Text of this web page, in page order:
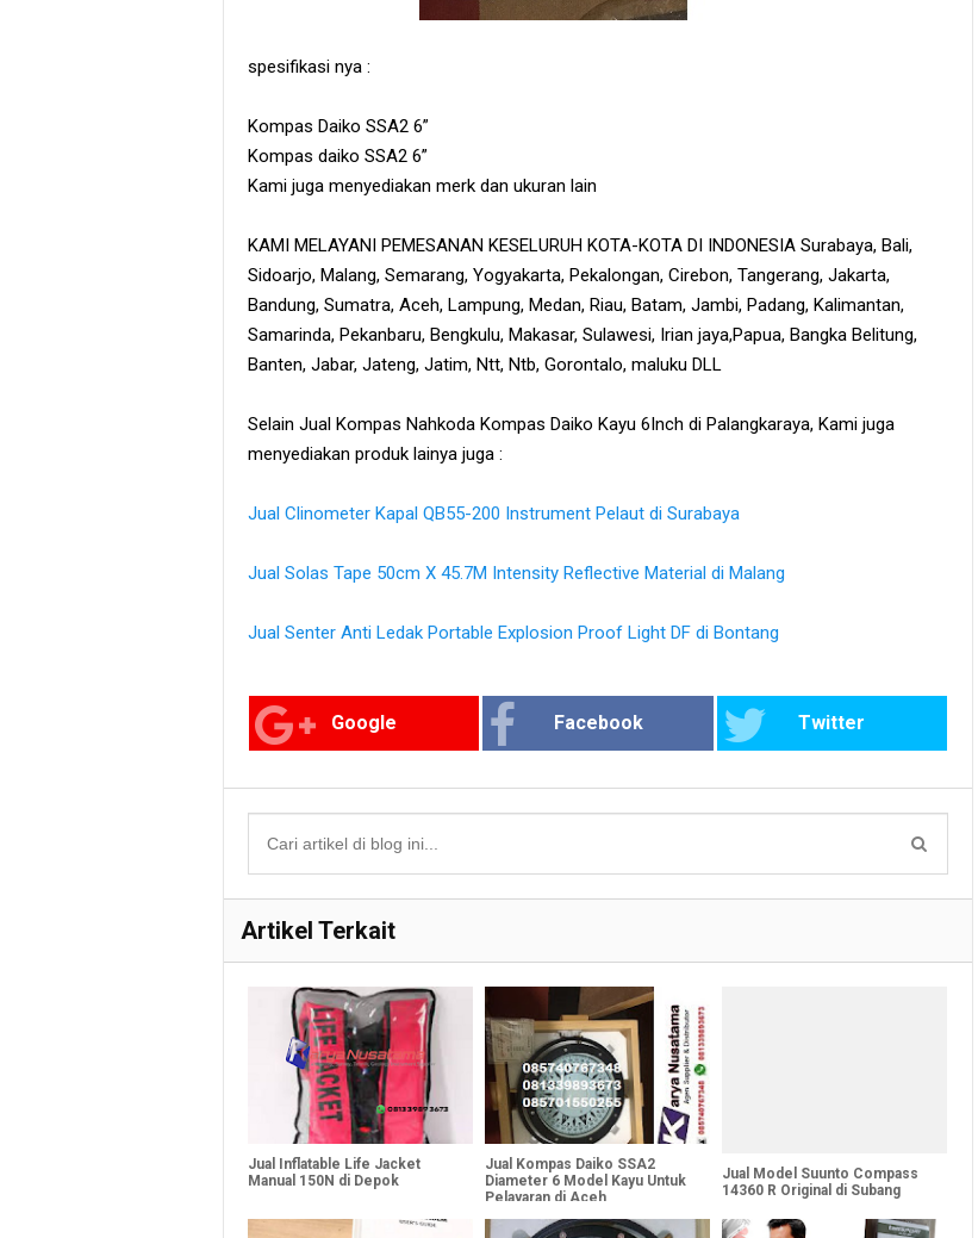
spesifikasi nya :
Kompas Daiko SSA2 6”
Kompas daiko SSA2 6”
Kami juga menyediakan merk dan ukuran lain
KAMI MELAYANI PEMESANAN KESELURUH KOTA-KOTA DI INDONESIA Surabaya, Bali,
Sidoarjo, Malang, Semarang, Yogyakarta, Pekalongan, Cirebon, Tangerang, Jakarta,
Bandung, Sumatra, Aceh, Lampung, Medan, Riau, Batam, Jambi, Padang, Kalimantan,
Samarinda, Pekanbaru, Bengkulu, Makasar, Sulawesi, Irian jaya,Papua, Bangka Belitung,
Banten, Jabar, Jateng, Jatim, Ntt, Ntb, Gorontalo, maluku DLL
Selain Jual Kompas Nahkoda Kompas Daiko Kayu 6Inch di Palangkaraya, Kami juga
menyediakan produk lainya juga :
Jual Clinometer Kapal QB55-200 Instrument Pelaut di Surabaya
Jual Solas Tape 50cm X 45.7M Intensity Reflective Material di Malang
Jual Senter Anti Ledak Portable Explosion Proof Light DF di Bontang
Google Facebook Twitter
Artikel Terkait
Jual Inflatable Life Jacket
Manual 150N di Depok
Jual Kompas Daiko SSA2
Diameter 6 Model Kayu Untuk
Pelayaran di Aceh
Jual Model Suunto Compass
14360 R Original di Subang